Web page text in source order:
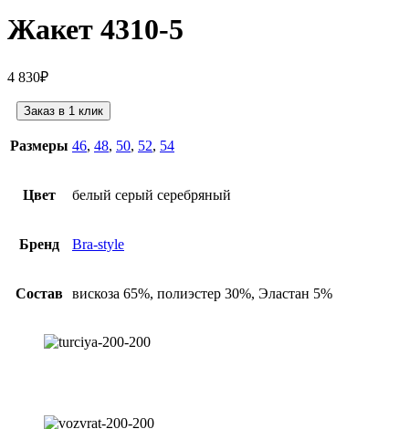
Жакет 4310-5
4 830₽
Заказ в 1 клик
Размеры 46, 48, 50, 52, 54
Цвет белый серый серебряный
Бренд Bra-style
Состав вискоза 65%, полиэстер 30%, Эластан 5%